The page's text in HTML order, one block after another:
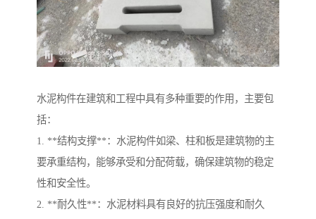
水泥构件在建筑和工程中具有多种重要的作用，主要包
括：
1. **结构支撑**：水泥构件如梁、柱和板是建筑物的主
要承重结构，能够承受和分配荷载，确保建筑物的稳定
性和安全性。
2. **耐久性**：水泥材料具有良好的抗压强度和耐久